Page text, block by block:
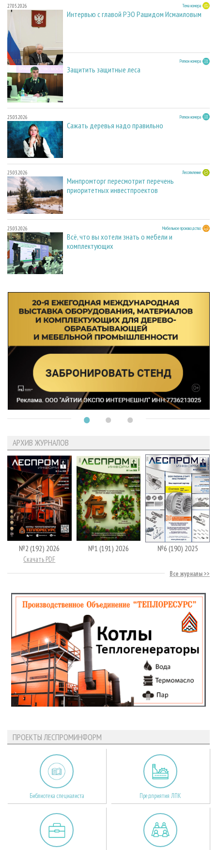
27.05.2026 Тема номера
Интервью с главой РЭО Рашидом Исмаиловым
23.03.2026 Регион номера
Защитить защитные леса
23.03.2026 Регион номера
Сажать деревья надо правильно
23.03.2026 Лесопиление
Минпромторг пересмотрит перечень
приоритетных инвестпроектов
23.03.2026 Мебельное производство
Всё, что вы хотели знать о мебели и
комплектующих
АРХИВ ЖУРНАЛОВ
№2 (192) 2026
Скачать PDF
№1 (191) 2026 №6 (190) 2025
Все журналы
ПРОЕКТЫ ЛЕСПРОМИНФОРМ
Библиотека специалиста Предприятия ЛПК